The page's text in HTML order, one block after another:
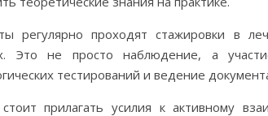
регулярно проходят стажировки в
Это не просто наблюдение, а
тестирований и ведение
стоит прилагать усилия к активному